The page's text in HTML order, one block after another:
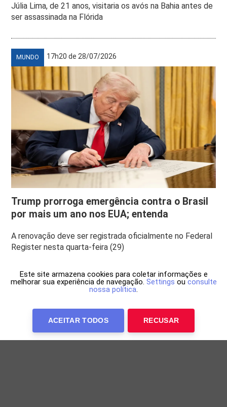
Júlia Lima, de 21 anos, visitaria os avós na Bahia antes de
ser assassinada na Flórida
MUNDO 17h20 de 28/07/2026
Trump prorroga emergência contra o Brasil
por mais um ano nos EUA; entenda
A renovação deve ser registrada oficialmente no Federal
Register nesta quarta-feira (29)
Este site armazena cookies para coletar informações e
melhorar sua experiência de navegação. Settings ou consulte
nossa política.
ACEITAR TODOS RECUSAR